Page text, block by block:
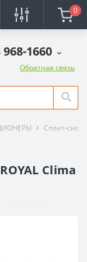
0
968-1660
Обратная связь
Сплит-
Clima